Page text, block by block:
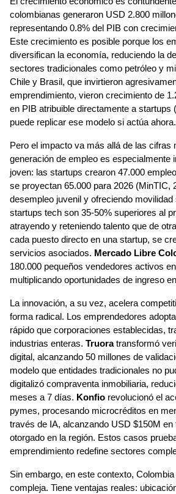
colombianas generaron USD 2.800
representando 0.8% del PIB con
Este crecimiento es posible porque los
diversifican la economía, reduciendo la
sectores tradicionales como petróleo y
Chile y Brasil, que invirtieron
emprendimiento, vieron crecimiento de
en PIB atribuible directamente a startups
puede replicar ese modelo si actúa ahora.
Pero el impacto va más allá de las cifras
generación de empleo es especialmente
joven: las startups crearon 47.000
se proyectan 65.000 para 2026 (MinTIC,
desempleo juvenil y ofreciendo
startups tech son 35-50% superiores al
atrayendo y reteniendo talento que de
cada puesto directo en una startup, se
servicios asociados. Mercado Libre
180.000 pequeños vendedores activos
multiplicando oportunidades de ingreso
La innovación, a su vez, acelera
forma radical. Los emprendedores
rápido que corporaciones establecidas,
industrias enteras. Truora transformó
digital, alcanzando 50 millones de
modelo que entidades tradicionales no
digitalizó compraventa inmobiliaria,
meses a 7 días. Konfio revolucionó el
pymes, procesando microcréditos en
través de IA, alcanzando USD $150M en
otorgado en la región. Estos casos
emprendimiento redefine sectores
Sin embargo, en este contexto,
compleja. Tiene ventajas reales: